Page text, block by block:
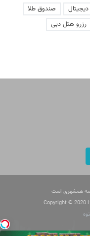
صندوق طلا
رزرو هتل دبی
همشهری است
Copyright © 2020